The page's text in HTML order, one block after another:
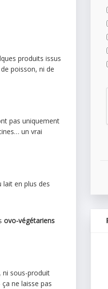
produits issus
poisson, ni de
pas uniquement
un vrai
lait en plus des
ovo-végétariens
ni sous-produit
ne laisse pas